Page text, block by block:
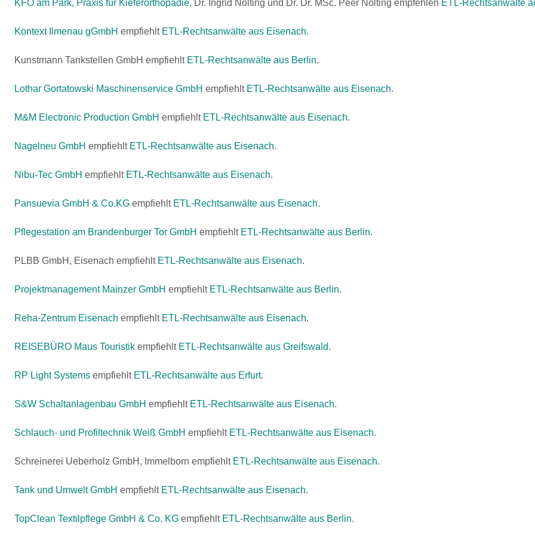
KFO am Park, Praxis für Kieferorthopädie, Dr. Ingrid Nolting und Dr. Dr. MSc. Peer Nolting empfehlen ETL-Rechtsanwälte
Kontext Ilmenau gGmbH empfiehlt ETL-Rechtsanwälte aus Eisenach.
Kunstmann Tankstellen GmbH empfiehlt ETL-Rechtsanwälte aus Berlin.
Lothar Gortatowski Maschinenservice GmbH empfiehlt ETL-Rechtsanwälte aus Eisenach.
M&M Electronic Production GmbH empfiehlt ETL-Rechtsanwälte aus Eisenach.
Nagelneu GmbH empfiehlt ETL-Rechtsanwälte aus Eisenach.
Nibu-Tec GmbH empfiehlt ETL-Rechtsanwälte aus Eisenach.
Pansuevia GmbH & Co.KG empfiehlt ETL-Rechtsanwälte aus Eisenach.
Pflegestation am Brandenburger Tor GmbH empfiehlt ETL-Rechtsanwälte aus Berlin.
PLBB GmbH, Eisenach empfiehlt ETL-Rechtsanwälte aus Eisenach.
Projektmanagement Mainzer GmbH empfiehlt ETL-Rechtsanwälte aus Berlin.
Reha-Zentrum Eisenach empfiehlt ETL-Rechtsanwälte aus Eisenach.
REISEBÜRO Maus Touristik empfiehlt ETL-Rechtsanwälte aus Greifswald.
RP Light Systems empfiehlt ETL-Rechtsanwälte aus Erfurt.
S&W Schaltanlagenbau GmbH empfiehlt ETL-Rechtsanwälte aus Eisenach.
Schlauch- und Profiltechnik Weiß GmbH empfiehlt ETL-Rechtsanwälte aus Eisenach.
Schreinerei Ueberholz GmbH, Immelborn empfiehlt ETL-Rechtsanwälte aus Eisenach.
Tank und Umwelt GmbH empfiehlt ETL-Rechtsanwälte aus Eisenach.
TopClean Textilpflege GmbH & Co. KG empfiehlt ETL-Rechtsanwälte aus Berlin.